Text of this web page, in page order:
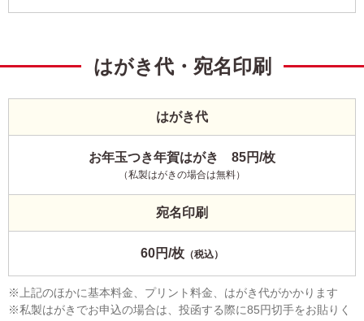
はがき代・宛名印刷
はがき代
お年玉つき年賀はがき 85円/枚
（私製はがきの場合は無料）
宛名印刷
60円/枚 （税込）
上記のほかに基本料金、プリント料金、はがき代がかかります
私製はがきでお申込の場合は、投函する際に85円切手をお貼りく